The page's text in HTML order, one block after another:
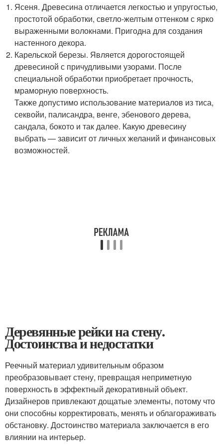
Ясеня. Древесина отличается легкостью и упругостью,
простотой обработки, светло-желтым оттенком с ярко
выраженными волокнами. Пригодна для создания
настенного декора.
Карельской березы. Является дорогостоящей
древесиной с причудливыми узорами. После
специальной обработки приобретает прочность,
мраморную поверхность.
Также допустимо использование материалов из тиса,
секвойи, палисандра, венге, эбенового дерева,
сандала, бокото и так далее. Какую древесину
выбрать — зависит от личных желаний и финансовых
возможностей.
Деревянные рейки на стену.
Достоинства и недостатки
Реечный материал удивительным образом
преобразовывает стену, превращая неприметную
поверхность в эффектный декоративный объект.
Дизайнеров привлекают дощатые элементы, потому что
они способны корректировать, менять и облагораживать
обстановку. Достоинство материала заключается в его
влиянии на интерьер.